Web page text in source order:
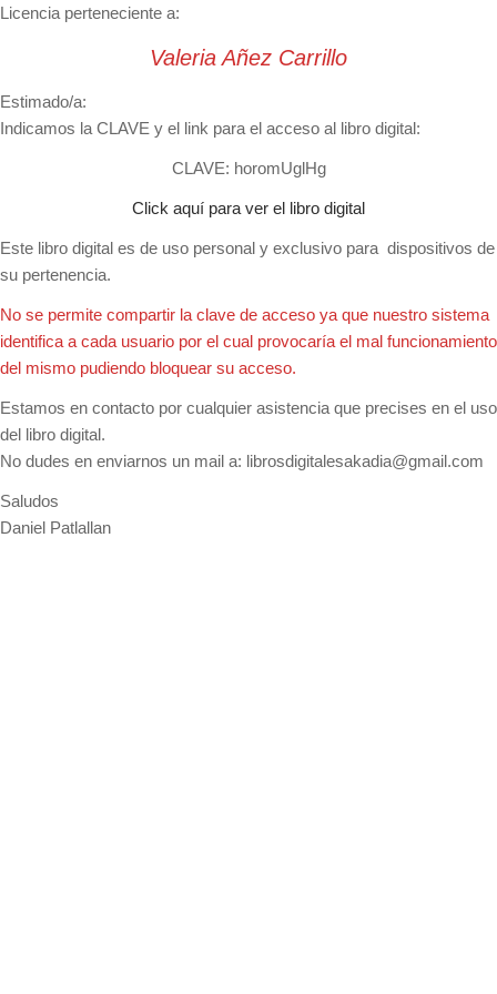
Licencia perteneciente a:
Valeria Añez Carrillo
Estimado/a:
Indicamos la CLAVE y el link para el acceso al libro digital:
CLAVE: horomUglHg
Click aquí para ver el libro digital
Este libro digital es de uso personal y exclusivo para dispositivos de
su pertenencia.
No se permite compartir la clave de acceso ya que nuestro sistema
identifica a cada usuario por el cual provocaría el mal funcionamiento
del mismo pudiendo bloquear su acceso.
Estamos en contacto por cualquier asistencia que precises en el uso
del libro digital.
No dudes en enviarnos un mail a: librosdigitalesakadia@gmail.com
Saludos
Daniel Patlallan